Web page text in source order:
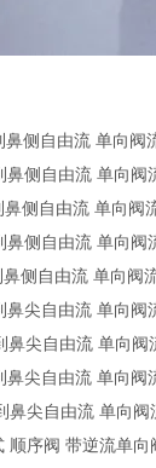
鼻侧自由流 单向
鼻侧自由流 单向
鼻侧自由流 单向阀
鼻侧自由流 单向
侧自由流 单向阀
鼻尖自由流 单向
鼻尖自由流 单向
鼻尖自由流 单向
鼻尖自由流 单向
顺序阀 带逆流单